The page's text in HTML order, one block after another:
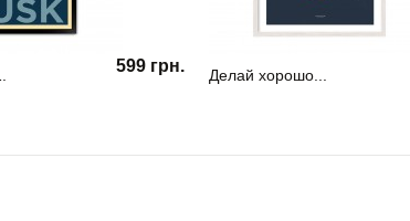
599 грн. Делай хорошо...